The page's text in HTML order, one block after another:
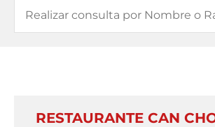
RESTAURANTE CAN